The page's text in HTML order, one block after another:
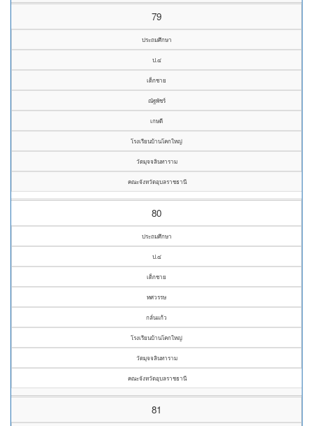
79
ประถมศึกษา
ป.๔
เด็กชาย
ณัฐพัชร์
เกษดี
โรงเรียนบ้านโคกใหญ่
วัดมุจจลินทาราม
คณะจังหวัดอุบลราชธานี
80
ประถมศึกษา
ป.๔
เด็กชาย
ทศวรรษ
กลั่นแก้ว
โรงเรียนบ้านโคกใหญ่
วัดมุจจลินทาราม
คณะจังหวัดอุบลราชธานี
81